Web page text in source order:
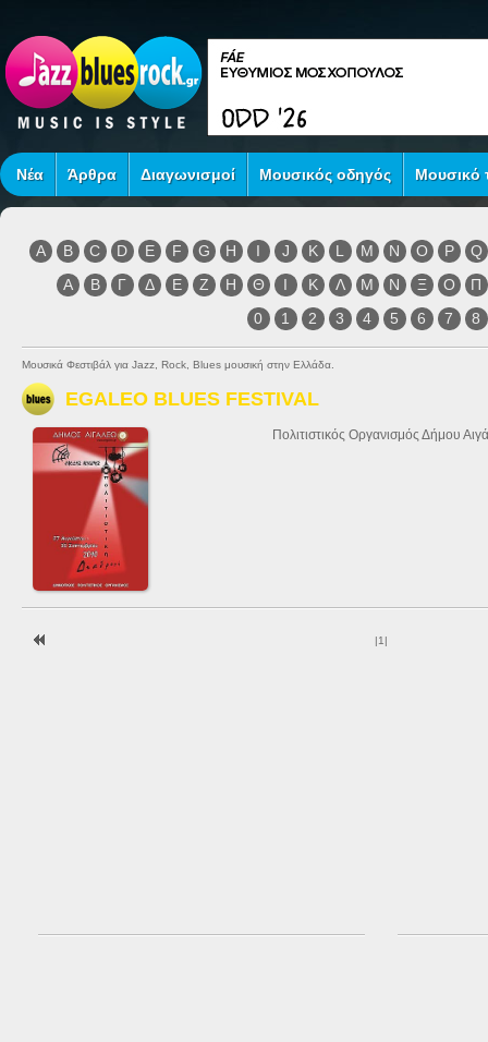
Νέα Άρθρα Διαγωνισμοί Μουσικός οδηγός Μουσικό
A B C D E F G H I J K L M N O P
Q
Α
Β Γ Δ Ε Ζ Η Θ Ι Κ Λ Μ Ν Ξ Ο
Π
0
1 2 3 4 5 6 7 8
Μουσικά Φεστιβάλ για Jazz, Rock, Blues μουσική στην Ελλάδα.
EGALEO BLUES FESTIVAL
Πολιτιστικός Οργανισμός Δήμου
|1 |